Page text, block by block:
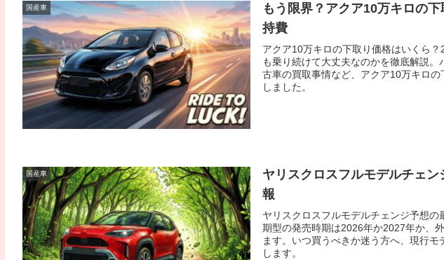
国産車
もう限界？アクア10万キロの
持費
アクア10万キロの下取り価格はいくら
も乗り続けて大丈夫なのかを徹底解説
古車の買取事情など、アクア10万キロ
しました。
国産車
ヤリスクロスフルモデルチェ
報
ヤリスクロスフルモデルチェンジ予想
期型の発売時期は2026年か2027年か、
ます。いつ買うべきか迷う方へ、現行
します。